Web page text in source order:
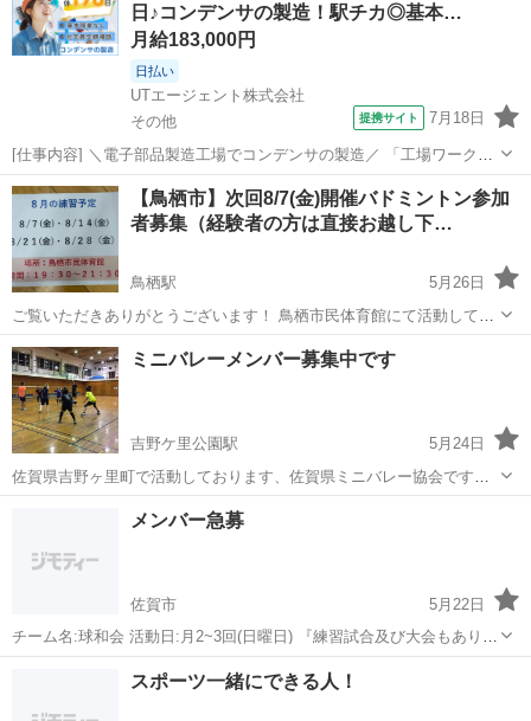
持を目指す方は、ぜひミニテニスを体験...
日♪コンデンサの製造！駅チカ◎基本…
月給183,000円
日払い
UTエージェント株式会社
その他
提携サイト 7月18日
[仕事内容] ＼電子部品製造工場でコンデンサの製造／ 「工場ワークを
始めてみたいけど難しそう…」 と思っている方、大丈夫です！ 初めて
の方でも安心して始められます♪ ＜具体的には…＞ ◆コンデンサの製
造業務 ・巻取り ...
佐賀 その他 工場
【鳥栖市】次回8/7(金)開催バドミントン参加
者募集（経験者の方は直接お越し下…
鳥栖駅
5月26日
ご覧いただきありがとうございます！ 鳥栖市民体育館にて活動してい
る「きさらぎ会」です。 佐賀県鳥栖市で活動しているバドミントンサ
ークルです。 毎週金曜日の夜に、鳥栖市民体育館にて練習を行ってい
ます。 次回は8月7...
佐賀 鳥栖市 バドミントン 参加者募集
ミニバレーメンバー募集中です
吉野ケ里公園駅
5月24日
佐賀県吉野ヶ里町で活動しております、佐賀県ミニバレー協会です。
「ミニバレーって？ソフトバレーの事？あのゴム製のボールでし
ょ？」 と、よく言われるんですが、ミニバレーとは、北海道大樹町が
吉野ケ里公園駅
メンバー急募
佐賀市
5月22日
チーム名:球和会 活動日:月2~3回(日曜日) 『練習試合及び大会もありま
す』 場所:都度、連絡し場所を決めてます。 佐賀市内及び千代田近郊
野球 チーム名
スポーツ一緒にできる人！